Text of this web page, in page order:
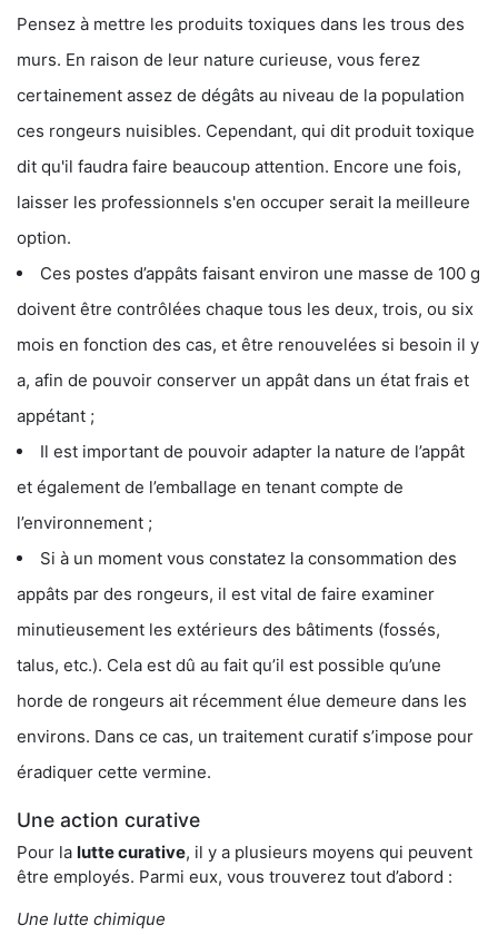
Pensez à mettre les produits toxiques dans les trous des
murs. En raison de leur nature curieuse, vous ferez
certainement assez de dégâts au niveau de la population
ces rongeurs nuisibles. Cependant, qui dit produit toxique
dit qu'il faudra faire beaucoup attention. Encore une fois,
laisser les professionnels s'en occuper serait la meilleure
option.
Ces postes d’appâts faisant environ une masse de 100 g
doivent être contrôlées chaque tous les deux, trois, ou six
mois en fonction des cas, et être renouvelées si besoin il y
a, afin de pouvoir conserver un appât dans un état frais et
appétant ;
Il est important de pouvoir adapter la nature de l’appât
et également de l’emballage en tenant compte de
l’environnement ;
Si à un moment vous constatez la consommation des
appâts par des rongeurs, il est vital de faire examiner
minutieusement les extérieurs des bâtiments (fossés,
talus, etc.). Cela est dû au fait qu’il est possible qu’une
horde de rongeurs ait récemment élue demeure dans les
environs. Dans ce cas, un traitement curatif s’impose pour
éradiquer cette vermine.
Une action curative
Pour la lutte curative, il y a plusieurs moyens qui peuvent
être employés. Parmi eux, vous trouverez tout d’abord :
Une lutte chimique